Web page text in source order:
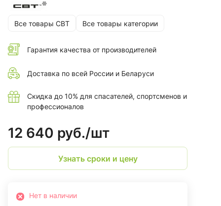
Все товары СВТ Все товары категории
Гарантия качества от производителей
Доставка по всей России и Беларуси
Скидка до 10% для спасателей, спортсменов и
профессионалов
12 640 руб./шт
Узнать сроки и цену
Нет в наличии